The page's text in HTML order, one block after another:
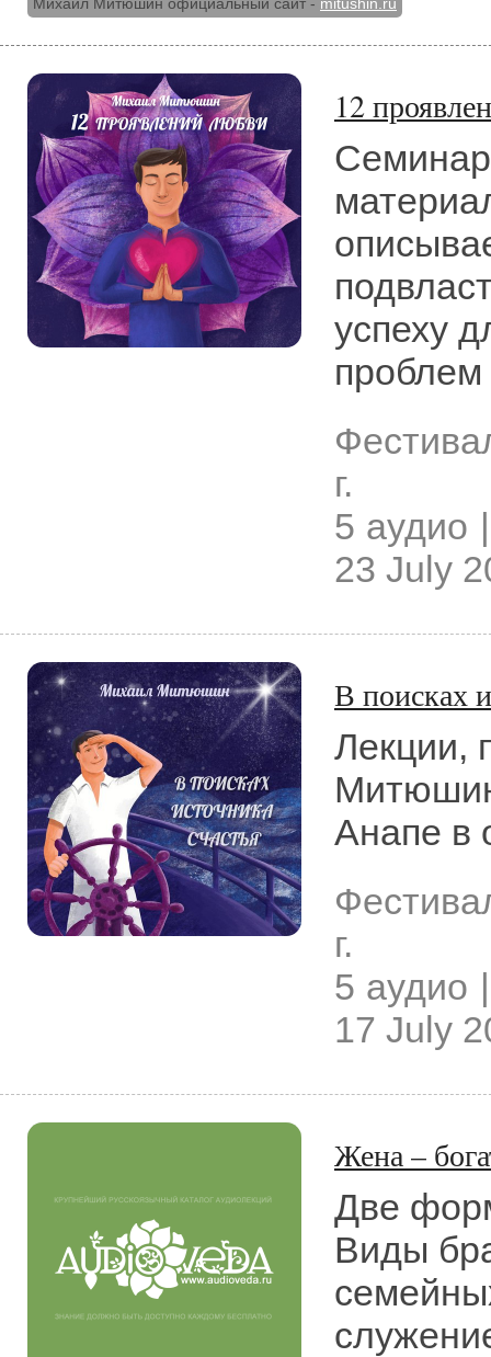
12
Семинар
успеху
г.
5 аудио
23 July
В поисках
Лекции,
Анапе в
г.
5 аудио
17 July
Жена –
Две
Виды